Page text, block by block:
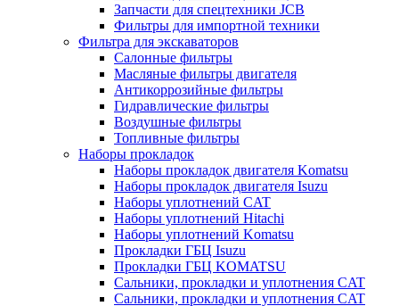
Запчасти для спецтехники JCB
Фильтры для импортной техники
Фильтра для экскаваторов
Салонные фильтры
Масляные фильтры двигателя
Антикоррозийные фильтры
Гидравлические фильтры
Воздушные фильтры
Топливные фильтры
Наборы прокладок
Наборы прокладок двигателя Komatsu
Наборы прокладок двигателя Isuzu
Наборы уплотнений CAT
Наборы уплотнений Hitachi
Наборы уплотнений Komatsu
Прокладки ГБЦ Isuzu
Прокладки ГБЦ KOMATSU
Сальники, прокладки и уплотнения CAT
Сальники, прокладки и уплотнения CAT